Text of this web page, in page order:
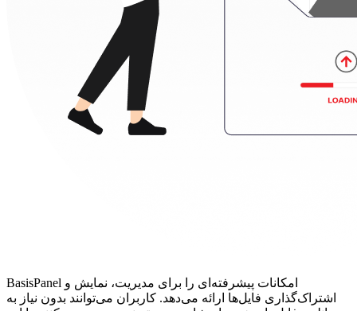
BasisPanel امکانات پیشرفته‌ای را برای مدیریت، نمایش و
اشتراک‌گذاری فایل‌ها ارائه می‌دهد. کاربران می‌توانند بدون نیاز به